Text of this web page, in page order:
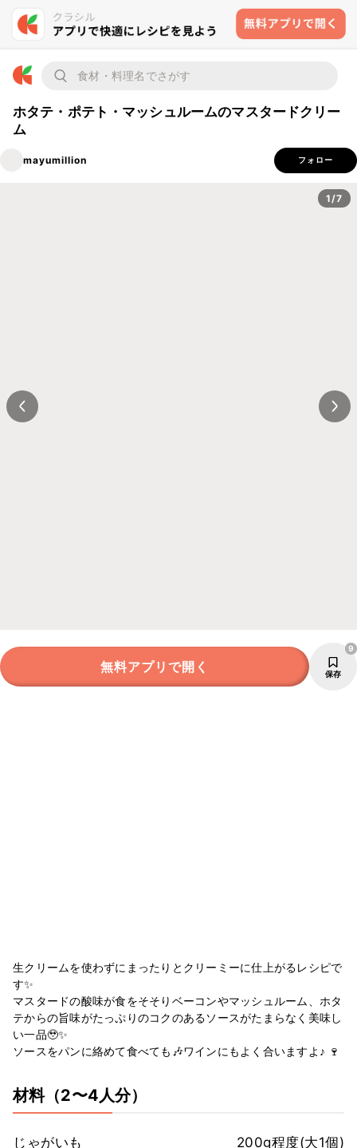
ホタテ・ポテト・マッシュルームのマスタードクリー
ム
mayumillion フォロー
1/7
無料アプリで開く 保存
9
生クリームを使わずにまったりとクリーミーに仕上がるレシピで
す✨
マスタードの酸味が食をそそりベーコンやマッシュルーム、ホタ
テからの旨味がたっぷりのコクのあるソースがたまらなく美味し
い一品🥹✨
ソースをパンに絡めて食べても🎶ワインにもよく合いますよ♪ 🍷
材料（2〜4人分）
じゃがいも
200g程度(大1個)